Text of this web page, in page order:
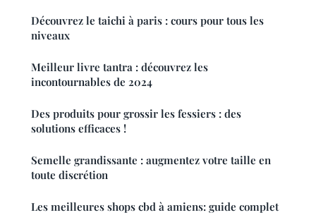
Découvrez le taichi à paris : cours pour tous les
niveaux
Meilleur livre tantra : découvrez les
incontournables de 2024
Des produits pour grossir les fessiers : des
solutions efficaces !
Semelle grandissante : augmentez votre taille en
toute discrétion
Les meilleures shops cbd à amiens: guide complet